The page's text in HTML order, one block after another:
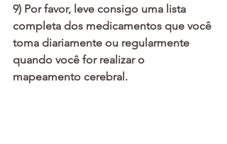
9) Por favor, leve consigo uma lista
completa dos medicamentos que você
toma diariamente ou regularmente
quando você for realizar o
mapeamento cerebral.